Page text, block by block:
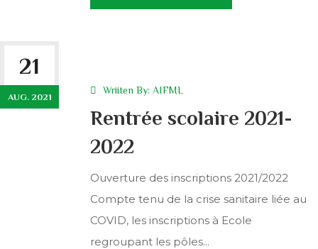
21
AUG. 2021
Wriiten By: AIFML
Rentrée scolaire 2021-
2022
Ouverture des inscriptions 2021/2022
Compte tenu de la crise sanitaire liée au
COVID, les inscriptions à Ecole
regroupant les pôles...